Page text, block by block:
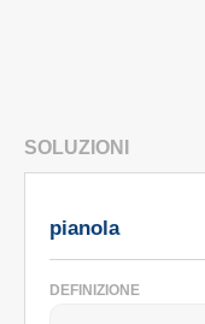
SOLUZIONI
pianola
DEFINIZIONE